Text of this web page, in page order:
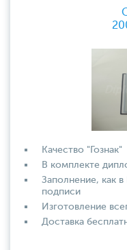
Качество "Гознак"
В комплекте
Заполнение, как в
подписи
Изготовление
Доставка